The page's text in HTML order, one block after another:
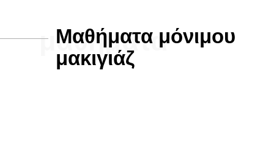
μαθήματα
Μαθήματα μόνιμου
μακιγιάζ